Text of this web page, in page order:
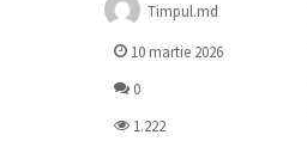
Timpul.md
10 martie 2026
0
1.222